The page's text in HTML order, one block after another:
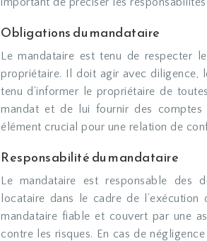
Obligations du mandataire
Le mandataire est tenu de respecter
propriétaire. Il doit agir avec diligence,
tenu d’informer le propriétaire de
mandat et de lui fournir des comptes
élément crucial pour une relation de
Responsabilité du mandataire
Le mandataire est responsable des
locataire dans le cadre de
mandataire fiable et couvert par une
contre les risques. En cas de